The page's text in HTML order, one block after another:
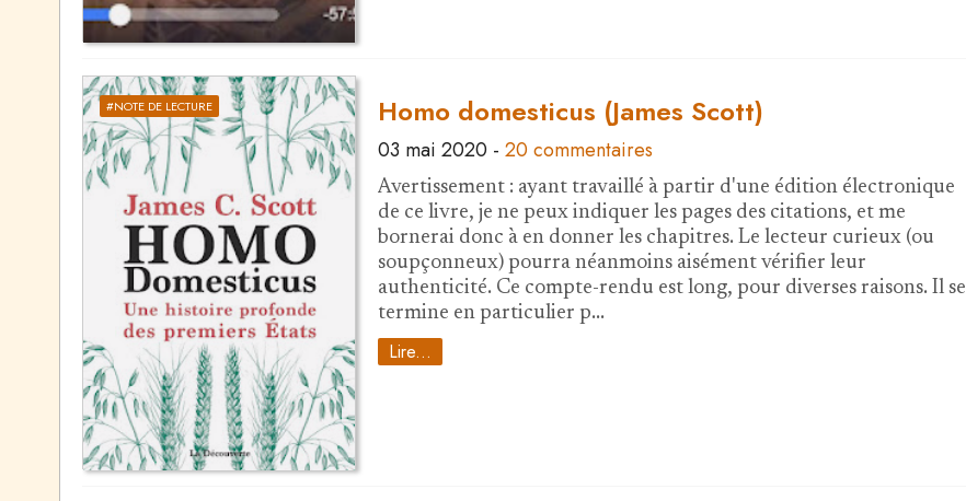
#NOTE DE LECTURE Homo domesticus (James Scott)
03 mai 2020 - 20 commentaires
Avertissement : ayant travaillé à partir d'une édition électronique
de ce livre, je ne peux indiquer les pages des citations, et me
bornerai donc à en donner les chapitres. Le lecteur curieux (ou
soupçonneux) pourra néanmoins aisément vérifier leur
authenticité. Ce compte-rendu est long, pour diverses raisons. Il se
termine en particulier p…
Lire...